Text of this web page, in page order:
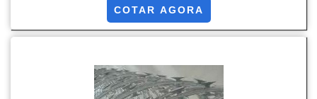
de suas Vantagens são: Durabilidade , Versatilidade,
Custo Beneficio, Facilidade de Instalação, entre
COTAR AGORA